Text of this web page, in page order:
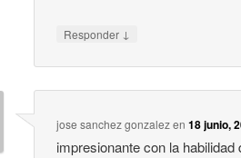
Responder ↓
jose sanchez gonzalezen18 junio,
impresionante con la